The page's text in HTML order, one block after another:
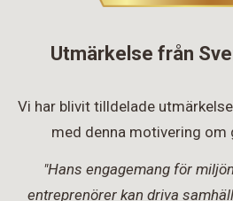
Utmärkelse från
Vi har blivit tilldelade
med denna motivering om
"Hans engagemang för
entreprenörer kan driva